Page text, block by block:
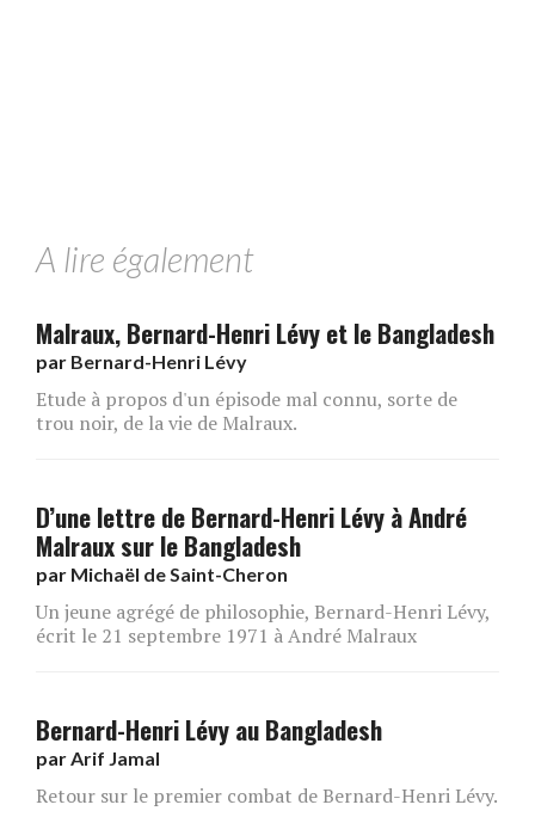
A lire également
Malraux, Bernard-Henri Lévy et le Bangladesh
par Bernard-Henri Lévy
Etude à propos d'un épisode mal connu, sorte de
trou noir, de la vie de Malraux.
D’une lettre de Bernard-Henri Lévy à André
Malraux sur le Bangladesh
par Michaël de Saint-Cheron
Un jeune agrégé de philosophie, Bernard-Henri Lévy,
écrit le 21 septembre 1971 à André Malraux
Bernard-Henri Lévy au Bangladesh
parArif Jamal
Retour sur le premier combat de Bernard-Henri Lévy.